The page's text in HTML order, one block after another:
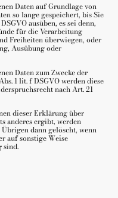
Daten auf Grundlage von
so lange gespeichert, bis Sie
ausüben, es sei denn,
für die Verarbeitung
Freiheiten überwiegen, oder
Ausübung oder
Daten zum Zwecke der
1 lit. f DSGVO werden diese
nach Art. 21
dieser Erklärung über
anderes ergibt, werden
dann gelöscht, wenn
auf sonstige Weise
sind.